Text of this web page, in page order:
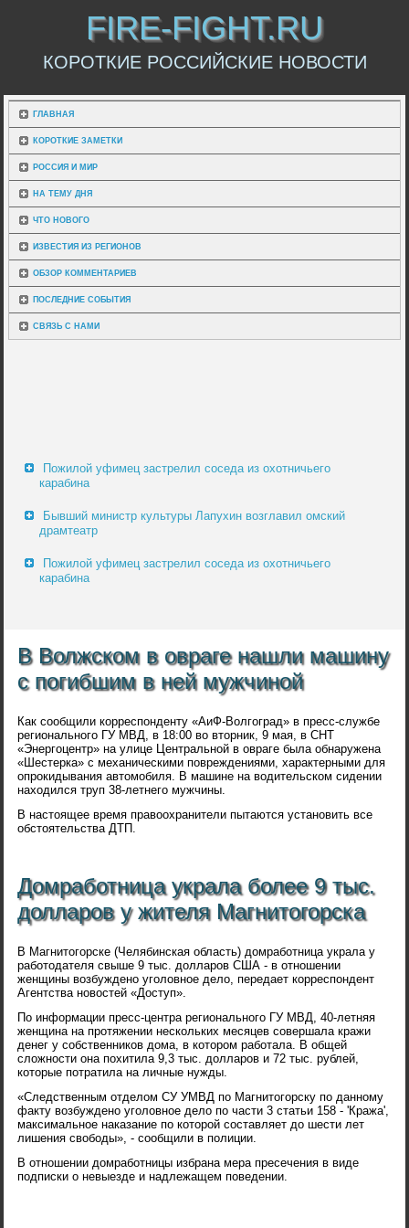
FIRE-FIGHT.RU
КОРОТКИЕ РОССИЙСКИЕ НОВОСТИ
ГЛАВНАЯ
КОРОТКИЕ ЗАМЕТКИ
РОССИЯ И МИР
НА ТЕМУ ДНЯ
ЧТО НОВОГО
ИЗВЕСТИЯ ИЗ РЕГИОНОВ
ОБЗОР КОММЕНТАРИЕВ
ПОСЛЕДНИЕ СОБЫТИЯ
СВЯЗЬ С НАМИ
Пожилой уфимец застрелил соседа из охотничьего
карабина
Бывший министр культуры Лапухин возглавил омский
драмтеатр
Пожилой уфимец застрелил соседа из охотничьего
карабина
В Волжском в овраге нашли машину
с погибшим в ней мужчиной
Как сообщили корреспонденту «АиФ-Волгоград» в пресс-службе
регионального ГУ МВД, в 18:00 во вторник, 9 мая, в СНТ
«Энергоцентр» на улице Центральной в овраге была обнаружена
«Шестерка» с механическими повреждениями, характерными для
опрокидывания автомобиля. В машине на водительском сидении
находился труп 38-летнего мужчины.
В настоящее время правоохранители пытаются установить все
обстоятельства ДТП.
Домработница украла более 9 тыс.
долларов у жителя Магнитогорска
В Магнитогорске (Челябинская область) домработница украла у
работодателя свыше 9 тыс. долларов США - в отношении
женщины возбуждено уголовное дело, передает корреспондент
Агентства новостей «Доступ».
По информации пресс-центра регионального ГУ МВД, 40-летняя
женщина на протяжении нескольких месяцев совершала кражи
денег у собственников дома, в котором работала. В общей
сложности она похитила 9,3 тыс. долларов и 72 тыс. рублей,
которые потратила на личные нужды.
«Следственным отделом СУ УМВД по Магнитогорску по данному
факту возбуждено уголовное дело по части 3 статьи 158 - 'Кража',
максимальное наказание по которой составляет до шести лет
лишения свободы», - сообщили в полиции.
В отношении домработницы избрана мера пресечения в виде
подписки о невыезде и надлежащем поведении.